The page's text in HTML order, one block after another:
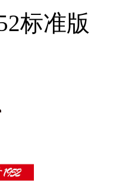
标准版